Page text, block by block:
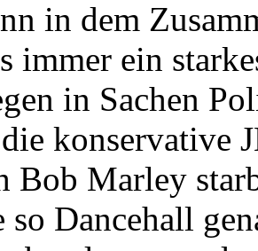
in dem
immer ein
in Sachen
konservative
Bob Marley
so Dancehall